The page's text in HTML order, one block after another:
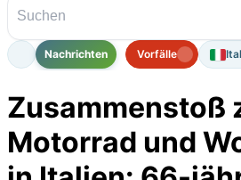
Nachrichten Vorfälle
Zusammenstoß
Motorrad und